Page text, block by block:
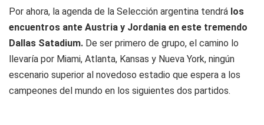
Por ahora, la agenda de la Selección argentina tendrá los
encuentros ante Austria y Jordania en este tremendo
Dallas Satadium. De ser primero de grupo, el camino lo
llevaría por Miami, Atlanta, Kansas y Nueva York, ningún
escenario superior al novedoso estadio que espera a los
campeones del mundo en los siguientes dos partidos.